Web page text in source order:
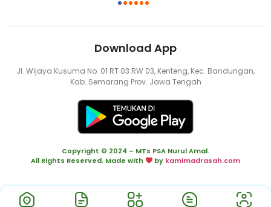
6
Download App
Jl. Wijaya Kusuma No. 01 RT 03 RW 03, Kenteng, Kec. Bandungan,
Kab. Semarang Prov. Jawa Tengah
Copyright © 2024 – MTs PSA Nurul Amal.
All Rights Reserved. Made with
by kamimadrasah.com